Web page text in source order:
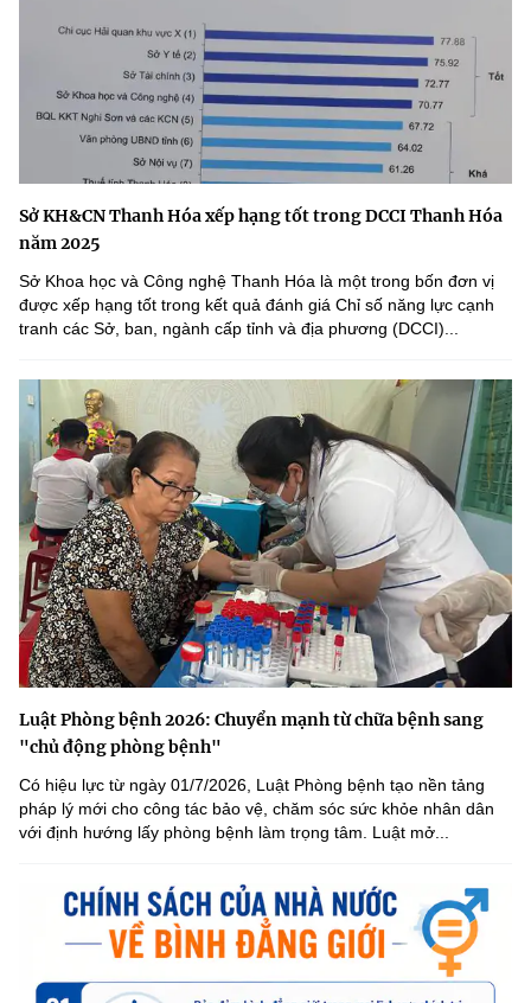
Sở KH&CN Thanh Hóa xếp hạng tốt trong DCCI Thanh Hóa
năm 2025
Sở Khoa học và Công nghệ Thanh Hóa là một trong bốn đơn vị
được xếp hạng tốt trong kết quả đánh giá Chỉ số năng lực cạnh
tranh các Sở, ban, ngành cấp tỉnh và địa phương (DCCI)...
Luật Phòng bệnh 2026: Chuyển mạnh từ chữa bệnh sang
"chủ động phòng bệnh"
Có hiệu lực từ ngày 01/7/2026, Luật Phòng bệnh tạo nền tảng
pháp lý mới cho công tác bảo vệ, chăm sóc sức khỏe nhân dân
với định hướng lấy phòng bệnh làm trọng tâm. Luật mở...